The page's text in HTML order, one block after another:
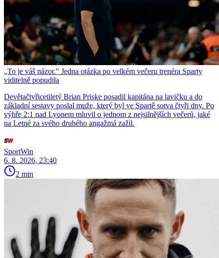
„To je váš názor." Jedna otázka po velkém večeru trenéra Sparty
viditelně popudila
Devětačtyřicetiletý Brian Priske posadil kapitána na lavičku a do
základní sestavy poslal muže, který byl ve Spartě sotva čtyři dny. Po
výhře 2:1 nad Lyonem mluvil o jednom z nejsilnějších večerů, jaké
na Letné za svého druhého angažmá zažil.
SportWin
6. 8. 2026, 23:40
2 min